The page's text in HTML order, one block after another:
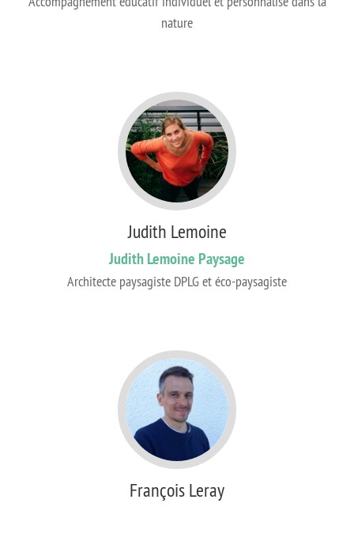
nature
Judith Lemoine
Judith Lemoine Paysage
Architecte paysagiste DPLG et éco-paysagiste
François Leray